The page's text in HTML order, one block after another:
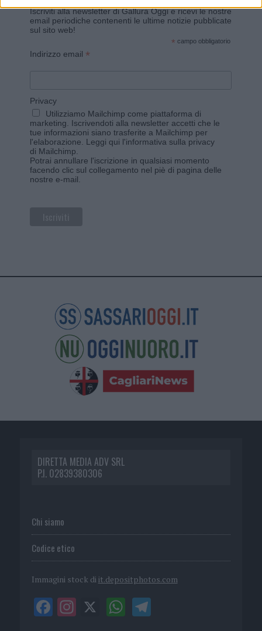
Iscriviti alla newsletter di Gallura Oggi e ricevi le nostre
email periodiche contenenti le ultime notizie pubblicate
sul sito web!
* campo obbligatorio
Indirizzo email *
Privacy
Utilizziamo Mailchimp come piattaforma di
marketing. Iscrivendoti alla newsletter accetti che le
tue informazioni siano trasferite a Mailchimp per
l'elaborazione. Leggi qui l'informativa sulla privacy
di Mailchimp
Potrai annullare l'iscrizione in qualsiasi momento
facendo clic sul collegamento nel piè di pagina delle
nostre e-mail.
DIRETTA MEDIA ADV SRL
P.I. 02839380306
Chi siamo
Codice etico
Immagini stock di it.depositphotos.com